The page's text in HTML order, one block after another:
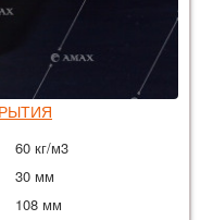
60 кг/м3
30 мм
108 мм